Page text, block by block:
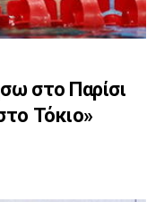
στο Παρίσι
Τόκιο»